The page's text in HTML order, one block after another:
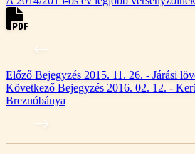
Előző Bejegyzés 2015. 11. 26. - Járási
Következő Bejegyzés 2016. 02. 12. -
Breznóbánya